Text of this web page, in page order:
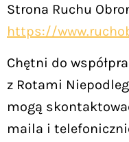
Strona Ruchu
https://
Chętni do
z Rotami
mogą
maila i